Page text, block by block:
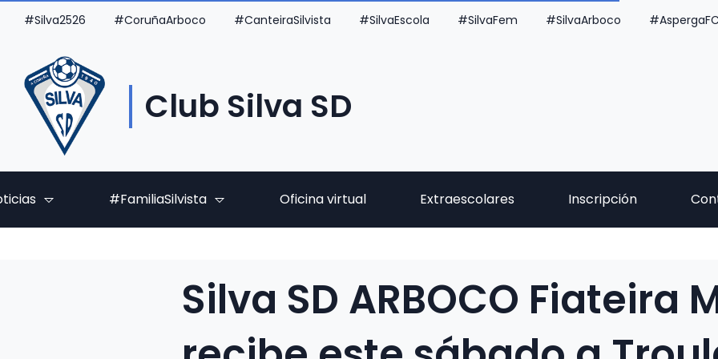
#Silva2526 #CoruñaArboco #CanteiraSilvista #SilvaEscola #SilvaFem #SilvaArboco #AspergaFC
Club Silva SD
#FamiliaSilvista Oficina virtual Extraescolares Inscripción
Silva SD ARBOCO Fiateira